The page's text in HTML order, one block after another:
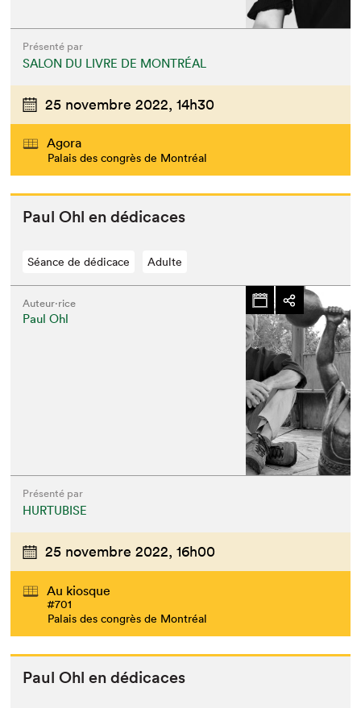
Présenté par
SALON DU LIVRE DE MONTRÉAL
25 novembre 2022, 14h30
Agora
Palais des congrès de Montréal
Paul Ohl en dédicaces
Séance de dédicace Adulte
Auteur·rice
Paul Ohl
Présenté par
HURTUBISE
25 novembre 2022, 16h00
Au kiosque
#701
Palais des congrès de Montréal
Paul Ohl en dédicaces